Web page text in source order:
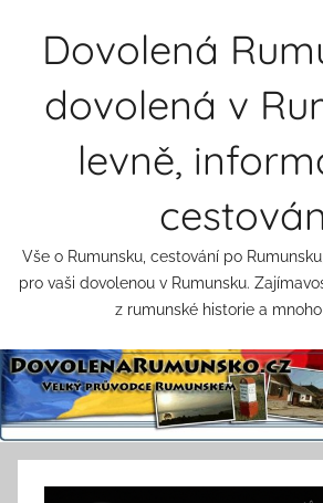
Dovolená
dovolená v
levně,
Vše o Rumunsku, cestování po
pro vaši dovolenou v Rumunsku.
z rumunské historie a